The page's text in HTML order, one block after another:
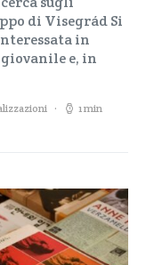
di Visegrád Si
in
e, in
1 min